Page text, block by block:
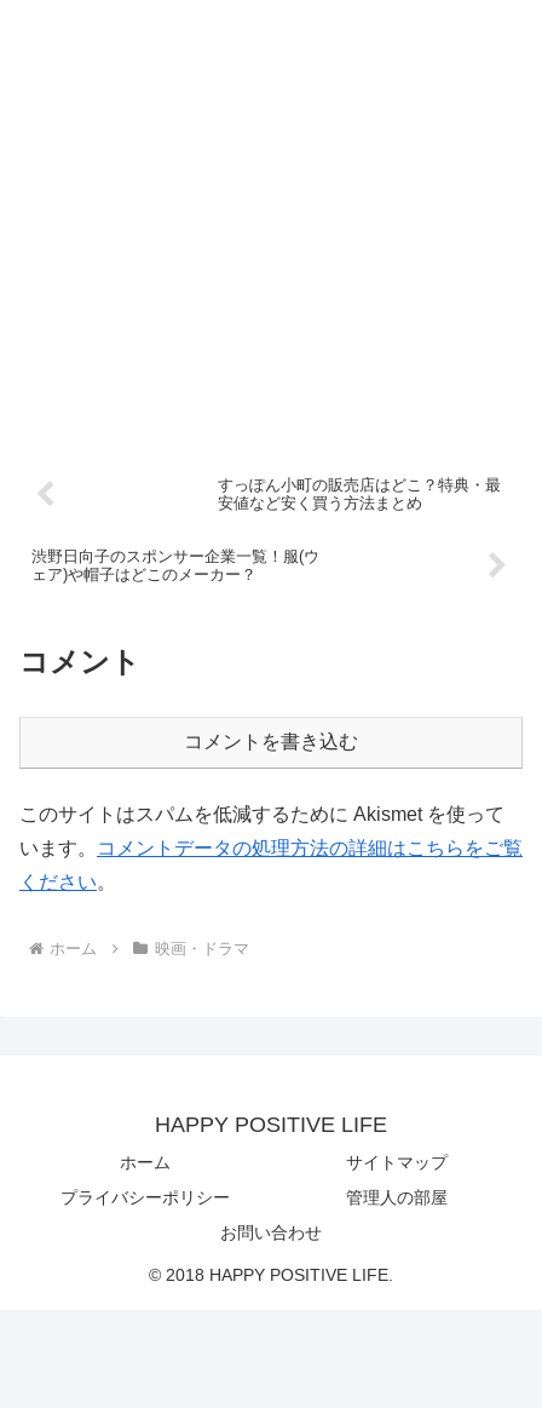
すっぽん小町の販売店はどこ？特典・最
安値など安く買う方法まとめ
渋野日向子のスポンサー企業一覧！服(ウ
ェア)や帽子はどこのメーカー？
コメント
コメントを書き込む
このサイトはスパムを低減するために Akismet を使って
います。
コメントデータの処理方法の詳細はこちらをご覧
ください。
ホーム 映画・ドラマ
HAPPY POSITIVE LIFE
ホーム
サイトマップ
プライバシーポリシー
管理人の部屋
お問い合わせ
© 2018 HAPPY POSITIVE LIFE.